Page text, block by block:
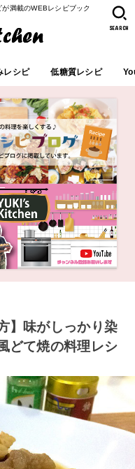
満載のWEBレシピブック
レシピ 低糖質レシピ
SEARCH
】味がしっかり染
どて焼の料理レシ